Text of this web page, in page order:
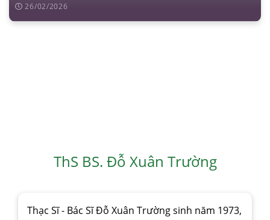
26/02/2026
ThS BS. Đỗ Xuân Trường
Thạc Sĩ - Bác Sĩ Đỗ Xuân Trường sinh năm 1973,